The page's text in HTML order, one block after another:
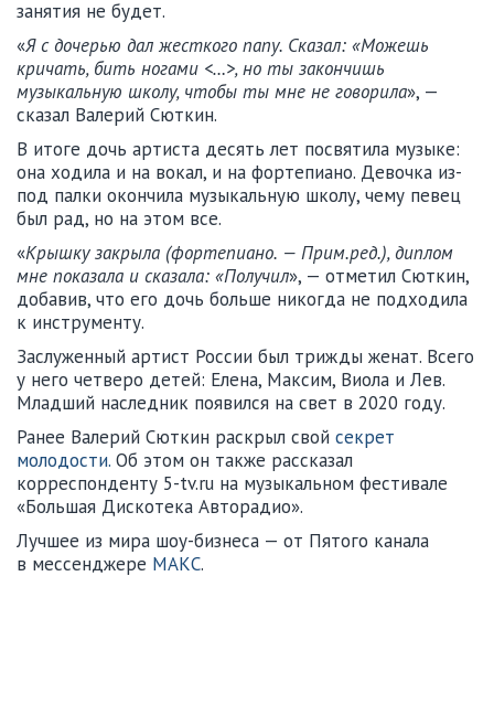
занятия не будет.
«Я с дочерью дал жесткого папу. Сказал: «Можешь
кричать, бить ногами <…>, но ты закончишь
музыкальную школу, чтобы ты мне не говорила», —
сказал Валерий Сюткин.
В итоге дочь артиста десять лет посвятила музыке:
она ходила и на вокал, и на фортепиано. Девочка из-
под палки окончила музыкальную школу, чему певец
был рад, но на этом все.
«Крышку закрыла (фортепиано. — Прим.ред.), диплом
мне показала и сказала: «Получил», — отметил Сюткин,
добавив, что его дочь больше никогда не подходила
к инструменту.
Заслуженный артист России был трижды женат. Всего
у него четверо детей: Елена, Максим, Виола и Лев.
Младший наследник появился на свет в 2020 году.
Ранее Валерий Сюткин раскрыл свой секрет
молодости. Об этом он также рассказал
корреспонденту 5-tv.ru на музыкальном фестивале
«Большая Дискотека Авторадио».
Лучшее из мира шоу-бизнеса — от Пятого канала
в мессенджере МАКС.